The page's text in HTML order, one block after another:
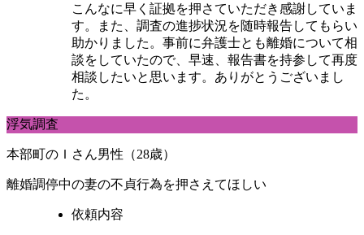
こんなに早く証拠を押さていただき感謝していま
す。また、調査の進捗状況を随時報告してもらい
助かりました。事前に弁護士とも離婚について相
談をしていたので、早速、報告書を持参して再度
相談したいと思います。ありがとうございまし
た。
浮気調査
本部町のＩさん男性（28歳）
離婚調停中の妻の不貞行為を押さえてほしい
依頼内容